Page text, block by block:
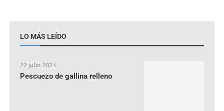
LO MÁS LEÍDO
22 julio 2023
Pescuezo de gallina relleno